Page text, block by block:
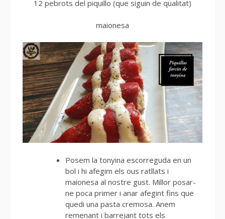
12 pebrots del piquillo (que siguin de qualitat)
maionesa
Posem la tonyina escorreguda en un
bol i hi afegim els ous ratllats i
maionesa al nostre gust. Millor posar-
ne poca primer i anar afegint fins que
quedi una pasta cremosa. Anem
remenant i barrejant tots els